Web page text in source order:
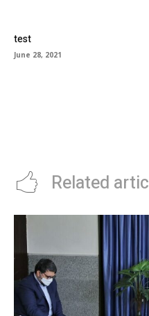
test
June 28, 2021
Related